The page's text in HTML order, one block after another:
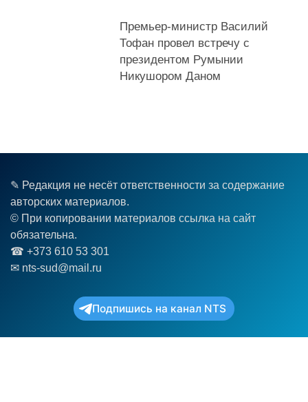
Премьер-министр Василий
Тофан провел встречу с
президентом Румынии
Никушором Даном
✎ Редакция не несёт ответственности за содержание
авторских материалов.
© При копировании материалов ссылка на сайт
обязательна.
☎︎ +373 610 53 301
✉ nts-sud@mail.ru
Подпишись на канал NTS